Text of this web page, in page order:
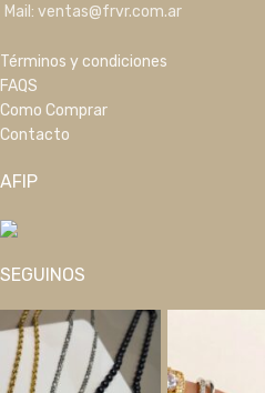
Mail: ventas@frvr.com.ar
Términos y condiciones
FAQS
Como Comprar
Contacto
AFIP
SEGUINOS